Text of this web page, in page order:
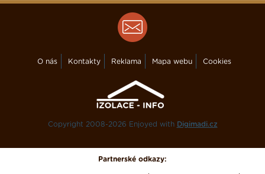
O nás Kontakty Reklama Mapa webu Cookies
Copyright 2008-2026 Enjoyed with Digimadi.cz
Partnerské odkazy: